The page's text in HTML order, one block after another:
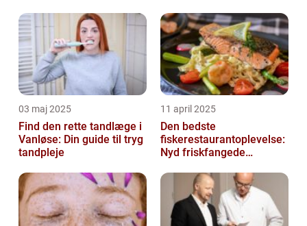
03 maj 2025
Find den rette tandlæge i
Vanløse: Din guide til tryg
tandpleje
11 april 2025
Den bedste
fiskerestaurantoplevelse:
Nyd friskfangede